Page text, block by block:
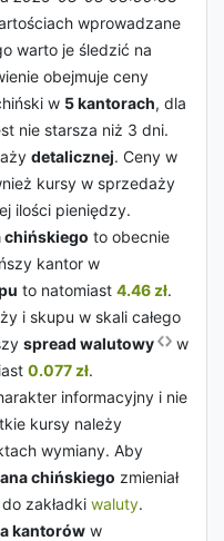
wprowadzane
warto je śledzić na
obejmuje ceny
w 5 kantorach, dla
nie starsza niż 3 dni.
detalicznej. Ceny w
kursy w sprzedaży
ilości pieniędzy.
chińskiego to obecnie
kantor w
to natomiast 4.46 zł.
i skupu w skali całego
spread walutowy
w
0.077 zł.
informacyjny i nie
kursy należy
wymiany. Aby
chińskiego zmieniał
zakładki waluty.
kantorów w